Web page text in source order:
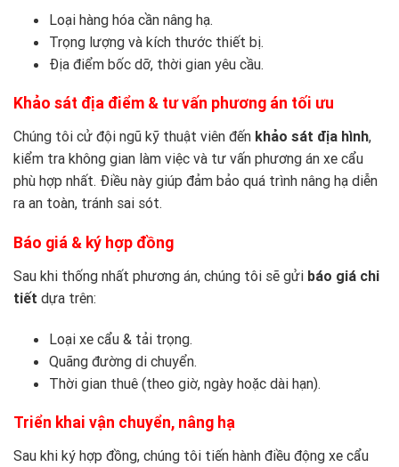
Loại hàng hóa cần nâng hạ.
Trọng lượng và kích thước thiết bị.
Địa điểm bốc dỡ, thời gian yêu cầu.
Khảo sát địa điểm & tư vấn phương án tối ưu
Chúng tôi cử đội ngũ kỹ thuật viên đến khảo sát địa hình,
kiểm tra không gian làm việc và tư vấn phương án xe cẩu
phù hợp nhất. Điều này giúp đảm bảo quá trình nâng hạ diễn
ra an toàn, tránh sai sót.
Báo giá & ký hợp đồng
Sau khi thống nhất phương án, chúng tôi sẽ gửi báo giá chi
tiết dựa trên:
Loại xe cẩu & tải trọng.
Quãng đường di chuyển.
Thời gian thuê (theo giờ, ngày hoặc dài hạn).
Triển khai vận chuyển, nâng hạ
Sau khi ký hợp đồng, chúng tôi tiến hành điều động xe cẩu